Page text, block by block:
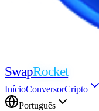
SwapRocket
InícioConversorCripto
Português